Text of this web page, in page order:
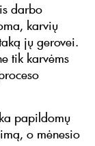
darbo
karvių
jų gerovei.
tik karvėms
papildomų
o mėnesio